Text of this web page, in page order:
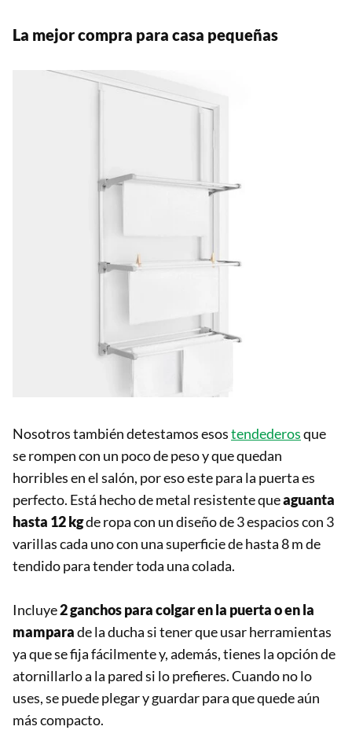
La mejor compra para casa pequeñas
Nosotros también detestamos esostendederosque
se rompen con un poco de peso y que quedan
horribles en el salón, por eso este para la puerta es
perfecto. Está hecho de metal resistente queaguanta
hasta 12 kgde ropa con un diseño de 3 espacios con 3
varillas cada uno con una superficie de hasta 8 m de
tendido para tender toda una colada.
Incluye2 ganchos para colgar en la puerta o en la
mamparade la ducha si tener que usar herramientas
ya que se fija fácilmente y, además, tienes la opción de
atornillarlo a la pared si lo prefieres. Cuando no lo
uses, se puede plegar y guardar para que quede aún
más compacto.